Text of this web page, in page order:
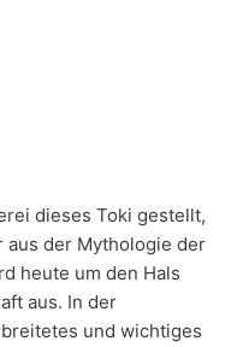
dieses Toki gestellt,
der Mythologie der
heute um den Hals
aus. In der
und wichtiges